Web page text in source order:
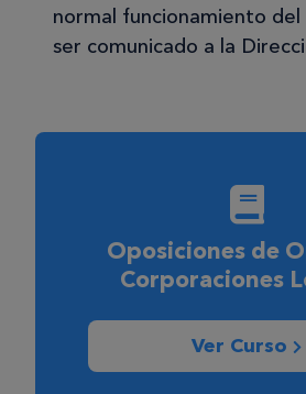
normal funcionamiento
ser comunicado a la
Oposiciones de
Corporaciones
Ver Curso